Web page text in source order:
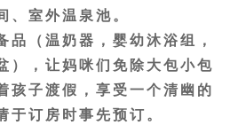
、室外温泉池。
品（温奶器，婴幼沐浴组，
），让妈咪们免除大包小包
孩子渡假，享受一个清幽的
于订房时事先预订。